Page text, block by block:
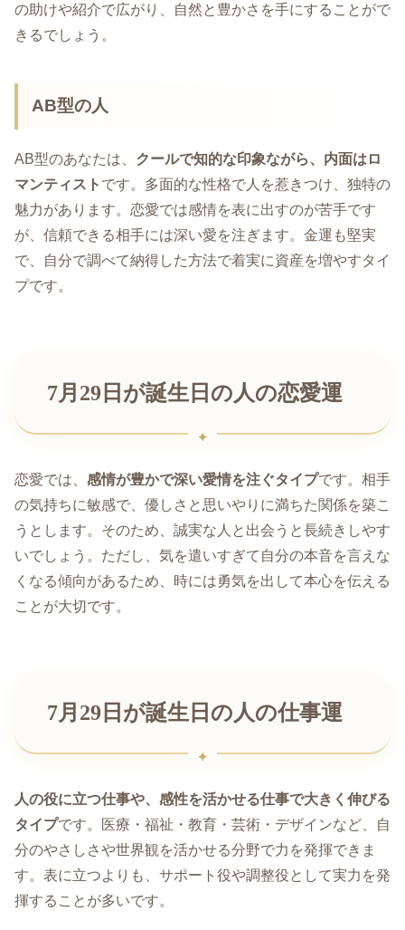
の助けや紹介で広がり、自然と豊かさを手にすることがで
きるでしょう。
AB型の人
AB型のあなたは、 クールで知的な印象ながら、内面はロ
マンティスト です。多面的な性格で人を惹きつけ、独特の
魅力があります。恋愛では感情を表に出すのが苦手です
が、信頼できる相手には深い愛を注ぎます。金運も堅実
で、自分で調べて納得した方法で着実に資産を増やすタイ
プです。
7月29日が誕生日の人の恋愛運
恋愛では、 感情が豊かで深い愛情を注ぐタイプです。相手
の気持ちに敏感で、優しさと思いやりに満ちた関係を築こ
うとします。そのため、誠実な人と出会うと長続きしやす
いでしょう。ただし、気を遣いすぎて自分の本音を言えな
くなる傾向があるため、時には勇気を出して本心を伝える
ことが大切です。
7月29日が誕生日の人の仕事運
人の役に立つ仕事や、感性を活かせる仕事で大きく伸びる
タイプです。医療・福祉・教育・芸術・デザインなど、自
分のやさしさや世界観を活かせる分野で力を発揮できま
す。表に立つよりも、サポート役や調整役として実力を発
揮することが多いです。